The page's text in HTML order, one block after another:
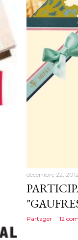
décembre 22, 2012
Partager 12